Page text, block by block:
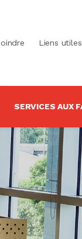
SERVICES AUX
Liens utiles